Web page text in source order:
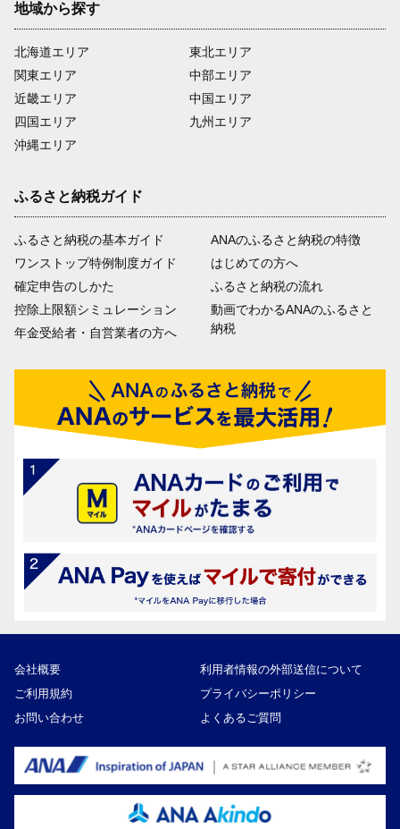
地域から探す
北海道エリア
関東エリア
近畿エリア
四国エリア
沖縄エリア
東北エリア
中部エリア
中国エリア
九州エリア
ふるさと納税ガイド
ふるさと納税の基本ガイド
ワンストップ特例制度ガイド
確定申告のしかた
控除上限額シミュレーション
年金受給者・自営業者の方へ
ANAのふるさと納税の特徴
はじめての方へ
ふるさと納税の流れ
動画でわかるANAのふるさと
納税
会社概要
利用者情報の外部送信について
ご利用規約
プライバシーポリシー
お問い合わせ
よくあるご質問